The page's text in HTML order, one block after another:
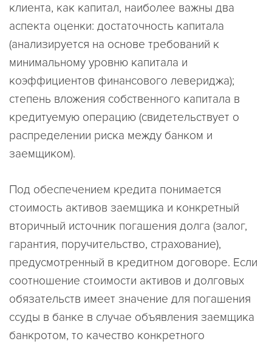
клиента, как капитал, наиболее важны два
аспекта оценки: достаточность капитала
(анализируется на основе требований к
минимальному уровню капитала и
коэффициентов финансового левериджа);
степень вложения собственного капитала в
кредитуемую операцию (свидетельствует о
распределении риска между банком и
заемщиком).
Под обеспечением кредита понимается
стоимость активов заемщика и конкретный
вторичный источник погашения долга (залог,
гарантия, поручительство, страхование),
предусмотренный в кредитном договоре. Если
соотношение стоимости активов и долговых
обязательств имеет значение для погашения
ссуды в банке в случае объявления заемщика
банкротом, то качество конкретного